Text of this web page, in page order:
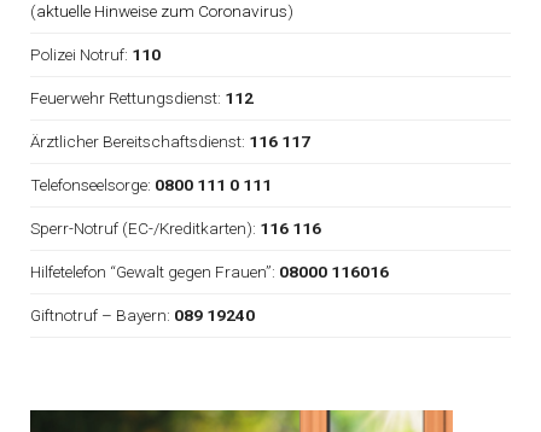
(aktuelle Hinweise zum Coronavirus)
Polizei Notruf: 110
Feuerwehr Rettungsdienst: 112
Ärztlicher Bereitschaftsdienst: 116 117
Telefonseelsorge: 0800 111 0 111
Sperr-Notruf (EC-/Kreditkarten): 116 116
Hilfetelefon “Gewalt gegen Frauen”: 08000 116016
Giftnotruf – Bayern: 089 19240